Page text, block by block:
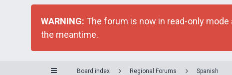
WARNING: The forum is now in read-only
the meantime.
Board index Regional Forums Spanish